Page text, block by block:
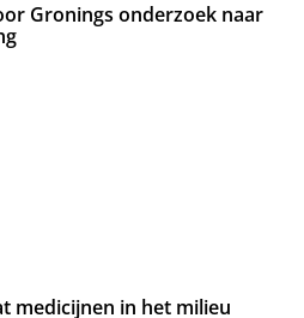
Gronings onderzoek naar
medicijnen in het milieu